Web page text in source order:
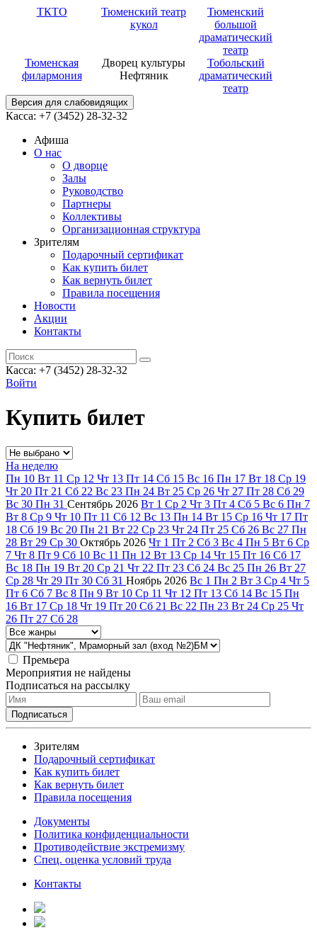
ТКТО
Тюменский театр
кукол
Тюменский
большой
драматический
театр
Тюменская
филармония
Дворец культуры
Нефтяник
Тобольский
драматический
театр
Версия для слабовидящих
Касса: +7 (3452) 28-32-32
Афиша
О нас
О дворце
Залы
Руководство
Партнеры
Коллективы
Организационная структура
Зрителям
Подарочный сертификат
Как купить билет
Как вернуть билет
Правила посещения
Новости
Акции
Контакты
Касса: +7 (3452) 28-32-32
Войти
Купить билет
На неделю
Пн 10 Вт 11 Ср 12 Чт 13 Пт 14 Сб 15 Вс 16 Пн 17 Вт 18 Ср 19
Чт 20 Пт 21 Сб 22 Вс 23 Пн 24 Вт 25 Ср 26 Чт 27 Пт 28 Сб 29
Вс 30 Пн 31 Сентябрь 2026 Вт 1 Ср 2 Чт 3 Пт 4 Сб 5 Вс 6 Пн 7
Вт 8 Ср 9 Чт 10 Пт 11 Сб 12 Вс 13 Пн 14 Вт 15 Ср 16 Чт 17 Пт
18 Сб 19 Вс 20 Пн 21 Вт 22 Ср 23 Чт 24 Пт 25 Сб 26 Вс 27 Пн
28 Вт 29 Ср 30 Октябрь 2026 Чт 1 Пт 2 Сб 3 Вс 4 Пн 5 Вт 6 Ср
7 Чт 8 Пт 9 Сб 10 Вс 11 Пн 12 Вт 13 Ср 14 Чт 15 Пт 16 Сб 17
Вс 18 Пн 19 Вт 20 Ср 21 Чт 22 Пт 23 Сб 24 Вс 25 Пн 26 Вт 27
Ср 28 Чт 29 Пт 30 Сб 31 Ноябрь 2026 Вс 1 Пн 2 Вт 3 Ср 4 Чт 5
Пт 6 Сб 7 Вс 8 Пн 9 Вт 10 Ср 11 Чт 12 Пт 13 Сб 14 Вс 15 Пн
16 Вт 17 Ср 18 Чт 19 Пт 20 Сб 21 Вс 22 Пн 23 Вт 24 Ср 25 Чт
26 Пт 27 Сб 28
Премьера
Мероприятия не найдены
Подписаться на рассылку
Зрителям
Подарочный сертификат
Как купить билет
Как вернуть билет
Правила посещения
Документы
Политика конфиденциальности
Противодействие экстремизму
Спец. оценка условий труда
Контакты